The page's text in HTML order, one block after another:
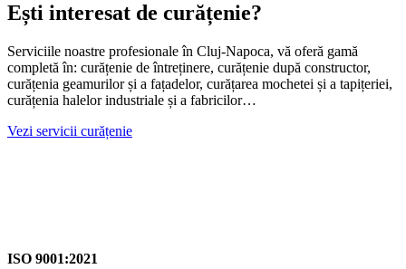
Ești interesat de curățenie?
Serviciile noastre profesionale în Cluj-Napoca, vă oferă gamă
completă în: curățenie de întreținere, curățenie după constructor,
curățenia geamurilor și a fațadelor, curățarea mochetei și a tapițeriei,
curățenia halelor industriale și a fabricilor…
Vezi servicii curățenie
ISO 9001:2021